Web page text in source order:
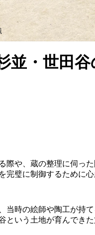
・世田
や、蔵の整理に伺っ
璧に制御するために
時の絵師や陶工が持
いう土地が育んでき